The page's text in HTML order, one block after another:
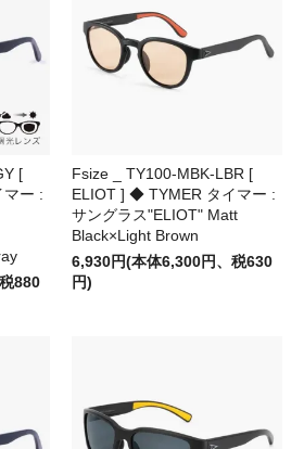
[
ー :
880
Fsize _ TY100-MBK-LBR [
ELIOT ] ◆ TYMER タイマー :
サングラス"ELIOT" Matt
Black×Light Brown
6,930円(本体6,300円、税630
円)